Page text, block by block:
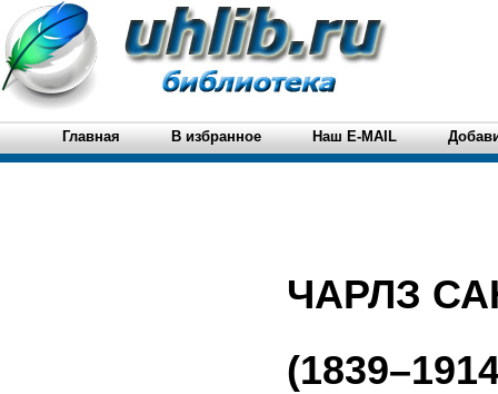
Главная В избранное Наш E-MAIL
ЧАРЛЗ